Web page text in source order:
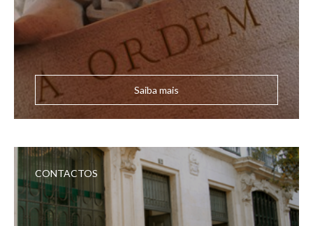
Saiba mais
CONTACTOS